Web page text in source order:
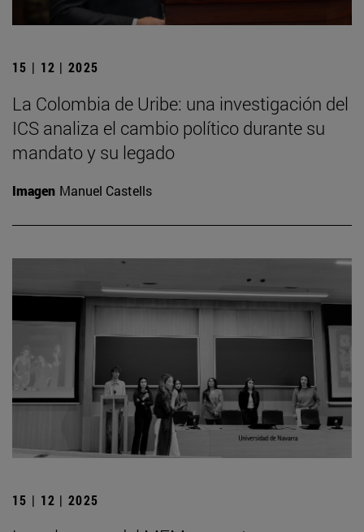
15 | 12 | 2025
La Colombia de Uribe: una investigación del
ICS analiza el cambio político durante su
mandato y su legado
Imagen Manuel Castells
15 | 12 | 2025